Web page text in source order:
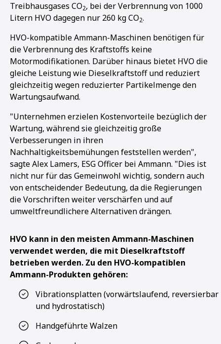
1 2
Treibhausgases CO2, bei der Verbrennung von 1000
Litern HVO dagegen nur 260 kg CO2.
HVO-kompatible Ammann-Maschinen benötigen für
die Verbrennung des Kraftstoffs keine
Motormodifikationen. Darüber hinaus bietet HVO die
gleiche Leistung wie Dieselkraftstoff und reduziert
gleichzeitig wegen reduzierter Partikelmenge den
Wartungsaufwand.
"Unternehmen erzielen Kostenvorteile bezüglich der
Wartung, während sie gleichzeitig große
Verbesserungen in ihren
Nachhaltigkeitsbemühungen feststellen werden",
sagte Alex Lamers, ESG Officer bei Ammann. "Dies ist
nicht nur für das Gemeinwohl wichtig, sondern auch
von entscheidender Bedeutung, da die Regierungen
die Vorschriften weiter verschärfen und auf
umweltfreundlichere Alternativen drängen.
HVO kann in den meisten Ammann-Maschinen
verwendet werden, die mit Dieselkraftstoff
betrieben werden. Zu den HVO-kompatiblen
Ammann-Produkten gehören:
Vibrationsplatten (vorwärtslaufend, reversierbar
und hydrostatisch)
Handgeführte Walzen